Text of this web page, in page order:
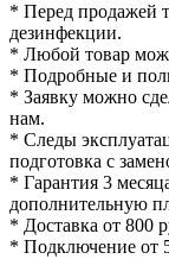
* Перед продажей
дезинфекции.
* Любой товар
* Подробные и
* Заявку можно
нам.
* Следы
подготовка с
* Гарантия 3
дополнительную
* Доставка от 800
* Подключение от